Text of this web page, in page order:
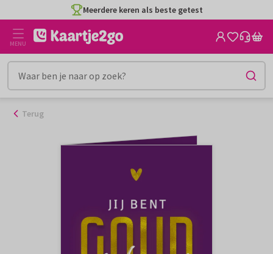
naar
inhoud
Meerdere keren als beste getest
MENU
Terug